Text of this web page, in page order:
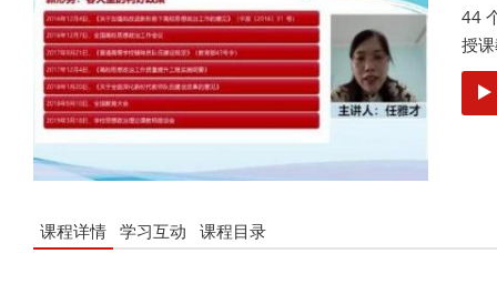
44
授
课程详情 学习互动 课程目录